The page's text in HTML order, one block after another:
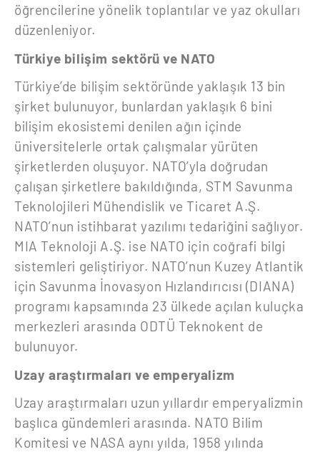
öğrencilerine yönelik toplantılar ve yaz okulları
düzenleniyor.
Türkiye bilişim sektörü ve NATO
Türkiye’de bilişim sektöründe yaklaşık 13 bin
şirket bulunuyor, bunlardan yaklaşık 6 bini
bilişim ekosistemi denilen ağın içinde
üniversitelerle ortak çalışmalar yürüten
şirketlerden oluşuyor. NATO’yla doğrudan
çalışan şirketlere bakıldığında, STM Savunma
Teknolojileri Mühendislik ve Ticaret A.Ş.
NATO’nun istihbarat yazılımı tedariğini sağlıyor.
MIA Teknoloji A.Ş. ise NATO için coğrafi bilgi
sistemleri geliştiriyor. NATO’nun Kuzey Atlantik
için Savunma İnovasyon Hızlandırıcısı (DIANA)
programı kapsamında 23 ülkede açılan kuluçka
merkezleri arasında ODTÜ Teknokent de
bulunuyor.
Uzay araştırmaları ve emperyalizm
Uzay araştırmaları uzun yıllardır emperyalizmin
başlıca gündemleri arasında. NATO Bilim
Komitesi ve NASA aynı yılda, 1958 yılında